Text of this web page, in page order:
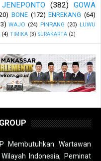
JENEPONTO (382)
GOWA
BONE (172) ENREKANG (64)
WAJO (24) PINRANG (20) LUWU
(4) TIMIKA (3) SURAKARTA (2)
Membutuhkan Wartawan
Indonesia, Peminat